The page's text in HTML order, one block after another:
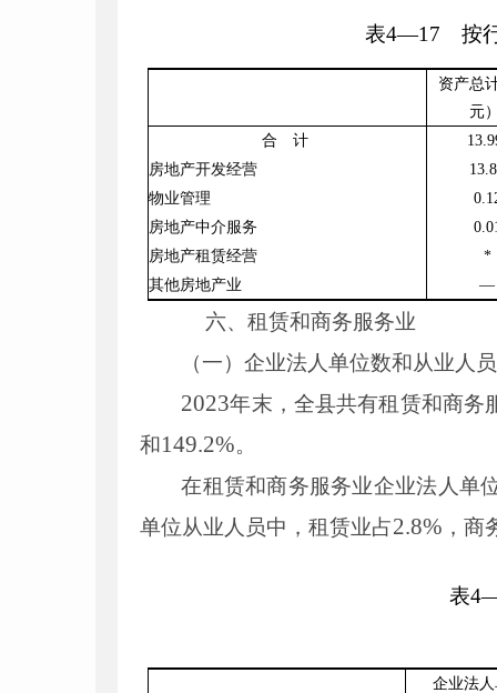
表4—17 按
资产总
元
合 计
13.
房地产开发经营
13.
物业管理
0.
房地产中介服务
0.
房地产租赁经营
*
其他房地产业
—
六、租赁和商务服务业
（一）企业法人单位数和从业人员
2023年末，全县共有租赁和商务
和149.2%。
在租赁和商务服务业企业法人单
单位从业人员中，租赁业占2.8% ，商
表4
企业法